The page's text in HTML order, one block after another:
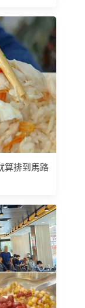
算排到馬路